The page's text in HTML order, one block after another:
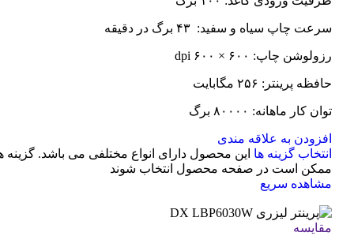
سرعت چاپ سیاه و سفید: ۴۳ برگ در دقیقه
رزولوشن چاپ: ۶۰۰ × ۶۰۰ dpi
حافظه پرینتر: ۲۵۶ مگابایت
توان کار ماهانه: ۸۰۰۰۰ برگ
افزودن به علاقه مندی
انتخاب گزینه ها این محصول دارای انواع مختلفی می باشد. گزینه
ممکن است در صفحه محصول انتخاب شوند
مشاهده سریع
مقایسه